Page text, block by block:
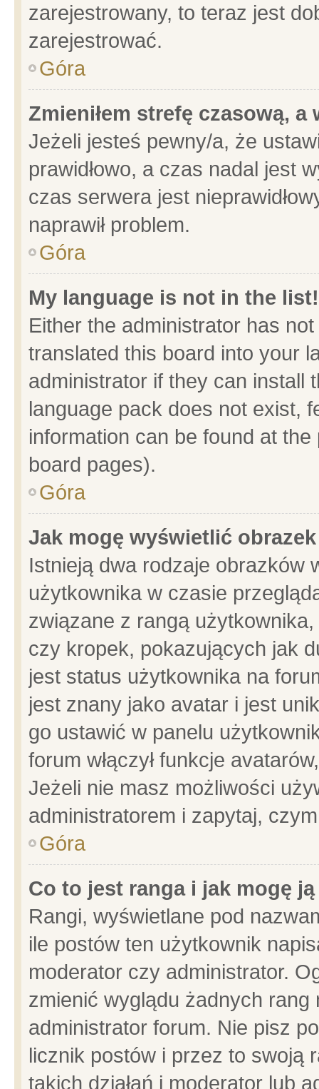
zarejestrowany, to teraz jest
zarejestrować.
Góra
Zmieniłem strefę czasową,
Jeżeli jesteś pewny/a, że
prawidłowo, a czas nadal jest
czas serwera jest
naprawił problem.
Góra
My language is not in the list!
Either the administrator has
translated this board into your
administrator if they can install
language pack does not exist,
information can be found at
board pages).
Góra
Jak mogę wyświetlić
Istnieją dwa rodzaje obrazków
użytkownika w czasie
związane z rangą
czy kropek, pokazujących jak
jest status użytkownika na
jest znany jako avatar i jest
go ustawić w panelu
forum włączył funkcje
Jeżeli nie masz możliwości
administratorem i zapytaj,
Góra
Co to jest ranga i jak mogę
Rangi, wyświetlane pod
ile postów ten użytkownik
moderator czy administrator.
zmienić wyglądu żadnych
administrator forum. Nie pisz
licznik postów i przez to swoją
takich działań i moderator lub